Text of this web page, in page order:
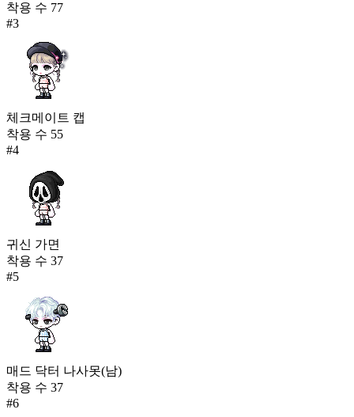
착용 수 77
#3
체크메이트 캡
착용 수 55
#4
귀신 가면
착용 수 37
#5
매드 닥터 나사못(남)
착용 수 37
#6